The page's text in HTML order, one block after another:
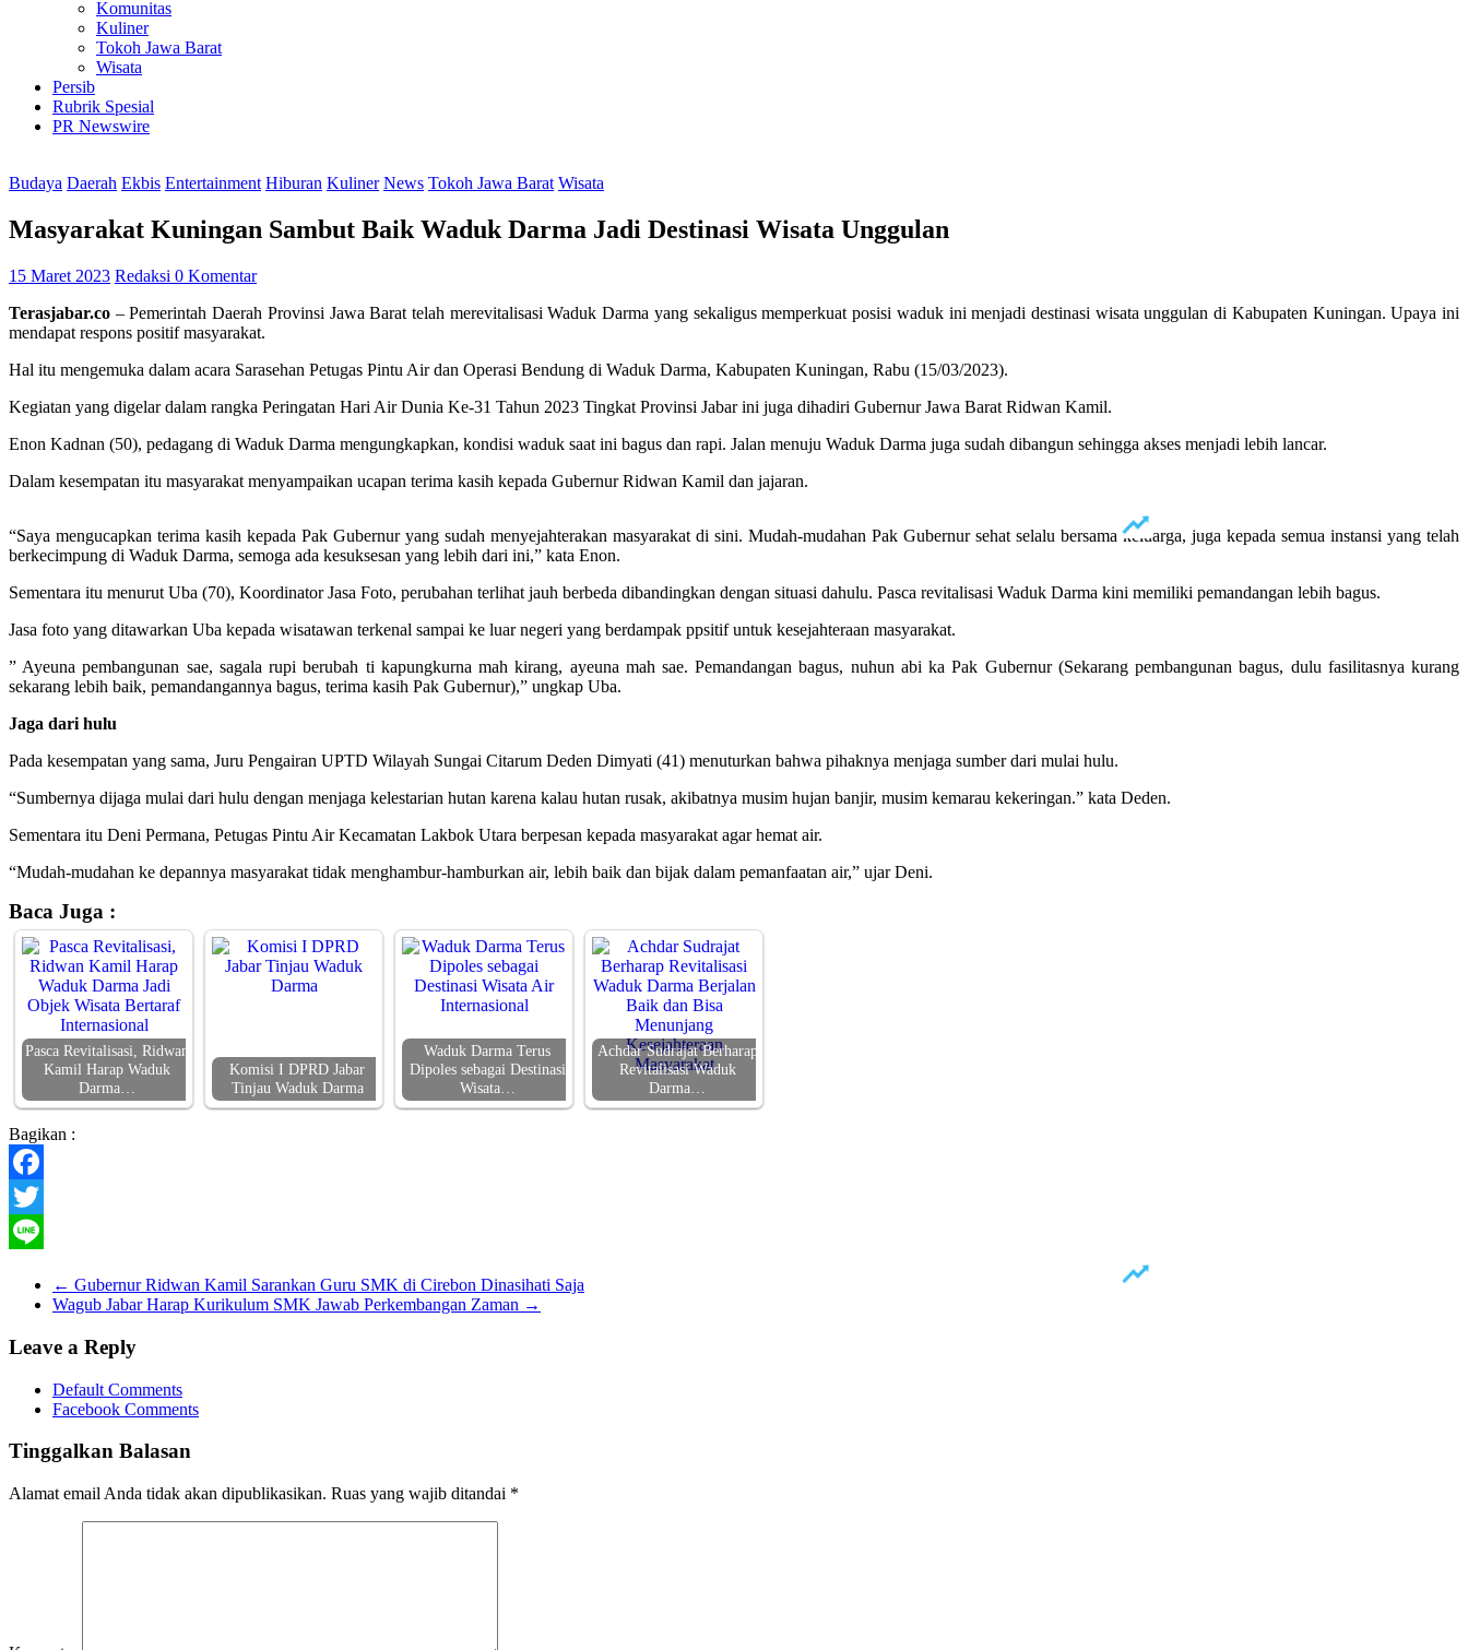
Komunitas
Kuliner
Tokoh Jawa Barat
Wisata
Persib
Rubrik Spesial
PR Newswire
Budaya Daerah Ekbis Entertainment Hiburan Kuliner News Tokoh Jawa Barat Wisata
Masyarakat Kuningan Sambut Baik Waduk Darma Jadi Destinasi Wisata Unggulan
15 Maret 2023 Redaksi 0 Komentar
Terasjabar.co – Pemerintah Daerah Provinsi Jawa Barat telah merevitalisasi Waduk Darma yang sekaligus memperkuat posisi waduk ini menjadi destinasi wisata unggulan di Kabupaten Kuningan. Upaya ini
mendapat respons positif masyarakat.
Hal itu mengemuka dalam acara Sarasehan Petugas Pintu Air dan Operasi Bendung di Waduk Darma, Kabupaten Kuningan, Rabu (15/03/2023).
Kegiatan yang digelar dalam rangka Peringatan Hari Air Dunia Ke-31 Tahun 2023 Tingkat Provinsi Jabar ini juga dihadiri Gubernur Jawa Barat Ridwan Kamil.
Enon Kadnan (50), pedagang di Waduk Darma mengungkapkan, kondisi waduk saat ini bagus dan rapi. Jalan menuju Waduk Darma juga sudah dibangun sehingga akses menjadi lebih lancar.
Dalam kesempatan itu masyarakat menyampaikan ucapan terima kasih kepada Gubernur Ridwan Kamil dan jajaran.
“Saya mengucapkan terima kasih kepada Pak Gubernur yang sudah menyejahterakan masyarakat di sini. Mudah-mudahan Pak Gubernur sehat selalu bersama keluarga, juga kepada semua instansi yang telah
berkecimpung di Waduk Darma, semoga ada kesuksesan yang lebih dari ini,” kata Enon.
Sementara itu menurut Uba (70), Koordinator Jasa Foto, perubahan terlihat jauh berbeda dibandingkan dengan situasi dahulu. Pasca revitalisasi Waduk Darma kini memiliki pemandangan lebih bagus.
Jasa foto yang ditawarkan Uba kepada wisatawan terkenal sampai ke luar negeri yang berdampak ppsitif untuk kesejahteraan masyarakat.
” Ayeuna pembangunan sae, sagala rupi berubah ti kapungkurna mah kirang, ayeuna mah sae. Pemandangan bagus, nuhun abi ka Pak Gubernur (Sekarang pembangunan bagus, dulu fasilitasnya kurang
sekarang lebih baik, pemandangannya bagus, terima kasih Pak Gubernur),” ungkap Uba.
Jaga dari hulu
Pada kesempatan yang sama, Juru Pengairan UPTD Wilayah Sungai Citarum Deden Dimyati (41) menuturkan bahwa pihaknya menjaga sumber dari mulai hulu.
“Sumbernya dijaga mulai dari hulu dengan menjaga kelestarian hutan karena kalau hutan rusak, akibatnya musim hujan banjir, musim kemarau kekeringan.” kata Deden.
Sementara itu Deni Permana, Petugas Pintu Air Kecamatan Lakbok Utara berpesan kepada masyarakat agar hemat air.
“Mudah-mudahan ke depannya masyarakat tidak menghambur-hamburkan air, lebih baik dan bijak dalam pemanfaatan air,” ujar Deni.
Baca Juga :
Pasca Revitalisasi, Ridwan
Kamil Harap Waduk
Darma…
Komisi I DPRD Jabar
Tinjau Waduk Darma
Waduk Darma Terus
Dipoles sebagai Destinasi
Wisata…
Achdar Sudrajat Berharap
Revitalisasi Waduk
Darma…
Bagikan :
Facebook
Twitter
← Gubernur Ridwan Kamil Sarankan Guru SMK di Cirebon Dinasihati Saja
Wagub Jabar Harap Kurikulum SMK Jawab Perkembangan Zaman →
Leave a Reply
Default Comments
Facebook Comments
Tinggalkan Balasan
Alamat email Anda tidak akan dipublikasikan. Ruas yang wajib ditandai *